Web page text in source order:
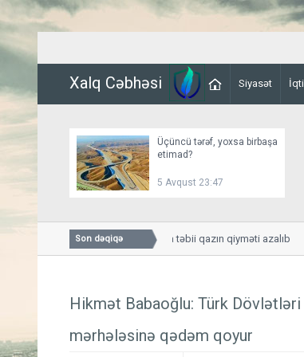
Xalq Cəbhəsi Siyasət
Üçüncü tərəf, yoxsa birbaşa
etimad?
5 Avqust 23:47
Son dəqiqə
Nyu-York birjasında təbii qazın qiyməti azalıb
Hikmət Babaoğlu: Türk Dövlətləri
mərhələsinə qədəm qoyur